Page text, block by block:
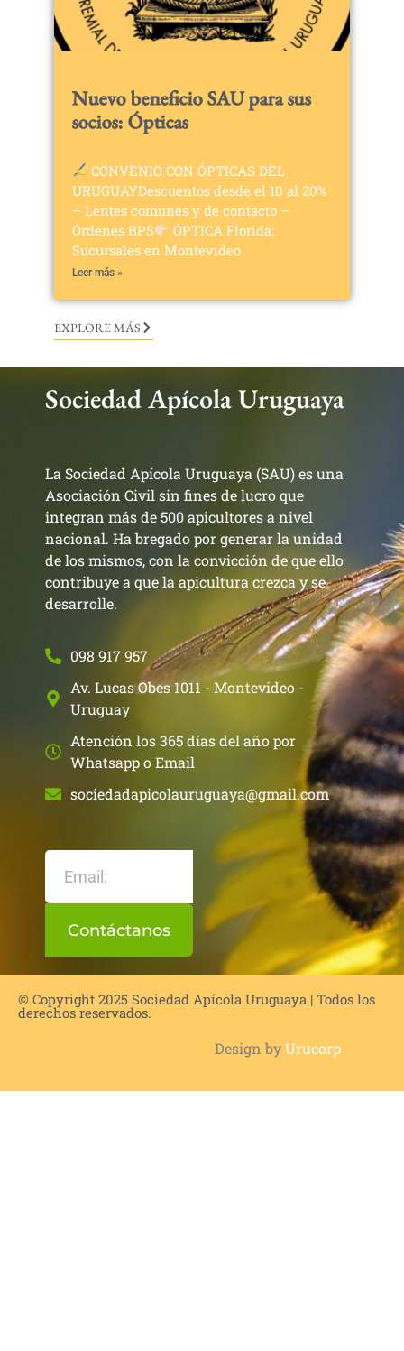
Nuevo beneficio SAU para sus
socios: Ópticas
CONVENIO CON ÓPTICAS DEL
URUGUAYDescuentos desde el 10 al 20%
– Lentes comunes y de contacto –
Órdenes BPS
ÓPTICA Florida:
Sucursales en Montevideo
Leer más »
EXPLORE MÁS
Sociedad Apícola Uruguaya
La Sociedad Apícola Uruguaya (SAU) es una
Asociación Civil sin fines de lucro que
integran más de 500 apicultores a nivel
nacional. Ha bregado por generar la unidad
de los mismos, con la convicción de que ello
contribuye a que la apicultura crezca y se
desarrolle.
098 917 957
Av. Lucas Obes 1011 - Montevideo -
Uruguay
Atención los 365 días del año por
Whatsapp o Email
sociedadapicolauruguaya@gmail.com
Contáctanos
© Copyright 2025 Sociedad Apícola Uruguaya | Todos los
derechos reservados.
Design byUrucorp